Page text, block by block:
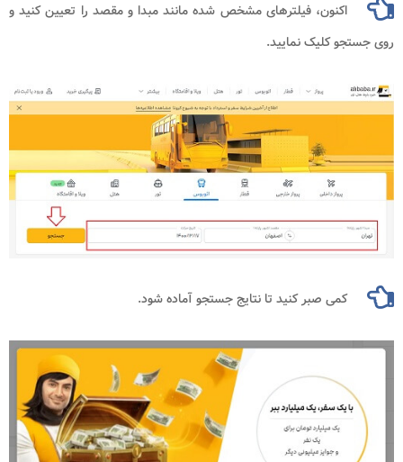
اکنون، فیلترهای مشخص شده مانند مبدا و مقصد را تعیین کنید و
کلیک نمایید.
کمی صبر کنید تا نتایج جستجو آماده شود.